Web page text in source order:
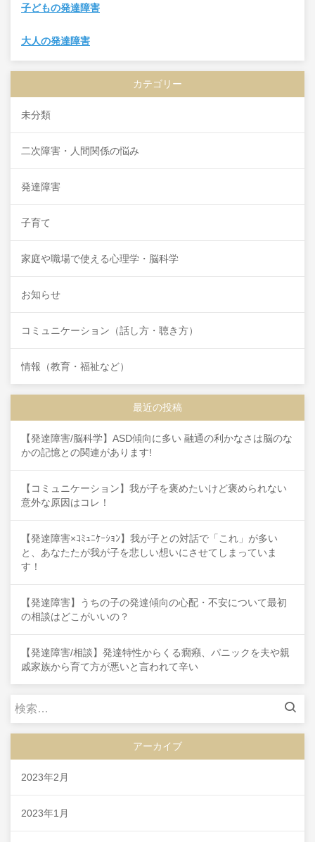
子どもの発達障害
大人の発達障害
カテゴリー
未分類
二次障害・人間関係の悩み
発達障害
子育て
家庭や職場で使える心理学・脳科学
お知らせ
コミュニケーション（話し方・聴き方）
情報（教育・福祉など）
最近の投稿
【発達障害/脳科学】ASD傾向に多い 融通の利かなさは脳のな
かの記憶との関連があります!
【コミュニケーション】我が子を褒めたいけど褒められない
意外な原因はコレ！
【発達障害×ｺﾐｭﾆｹｰｼｮﾝ】我が子との対話で「これ」が多い
と、あなたたが我が子を悲しい想いにさせてしまっていま
す！
【発達障害】うちの子の発達傾向の心配・不安について最初
の相談はどこがいいの？
【発達障害/相談】発達特性からくる癇癪、パニックを夫や親
戚家族から育て方が悪いと言われて辛い
検
アーカイブ
2023年2月
2023年1月